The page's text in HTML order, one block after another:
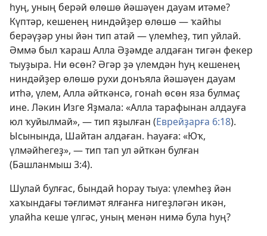
һуң, уның берәй өлөшө йәшәүен дауам итәме?
Күптәр, кешенең ниндәйҙер өлөшө — ҡайһы
берәүҙәр уны йән тип атай — үлемһеҙ, тип уйлай.
Әммә был ҡараш Алла Әҙәмде алдаған тигән фекер
тыуҙыра. Ни өсөн? Әгәр ҙә үлемдән һуң кешенең
ниндәйҙер өлөшө рухи донъяла йәшәүен дауам
итһә, үлем, Алла әйткәнсә, гонаһ өсөн яза булмаҫ
ине. Ләкин Изге Яҙмала: «Алла тарафынан алдауға
юл ҡуйылмай», — тип яҙылған (Еврейҙарға 6:18).
Ысынында, Шайтан алдаған. Һауаға: «Юҡ,
үлмәйһегеҙ», — тип тап ул әйткән булған
(Башланмыш 3:4).
Шулай булғас, бындай һорау тыуа: үлемһеҙ йән
хаҡындағы тәғлимәт ялғанға нигеҙләгән икән,
улайһа кеше үлгәс, уның менән нимә була һуң?